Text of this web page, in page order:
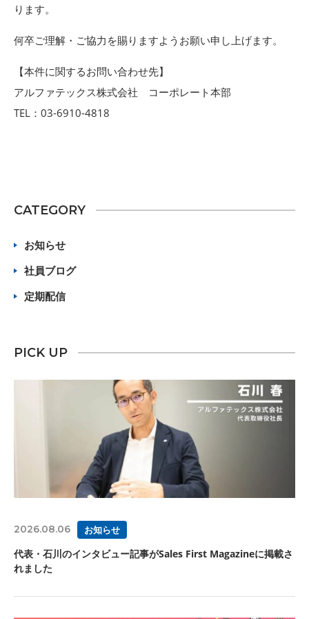
ります。
何卒ご理解・ご協力を賜りますようお願い申し上げます。
【本件に関するお問い合わせ先】
アルファテックス株式会社 コーポレート本部
TEL：03-6910-4818
CATEGORY
お知らせ
社員ブログ
定期配信
PICK UP
2026.08.06 お知らせ
代表・石川のインタビュー記事がSales First Magazineに掲載さ
れました